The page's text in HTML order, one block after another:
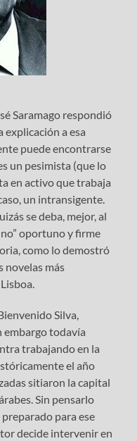
Saramago respondió
explicación a esa
puede encontrarse
un pesimista (que lo
en activo que trabaja
un intransigente.
se deba, mejor, al
oportuno y firme
como lo demostró
novelas más
Silva,
todavía
trabajando en la
el año
sitiaron la capital
Sin pensarlo
para ese
decide intervenir en